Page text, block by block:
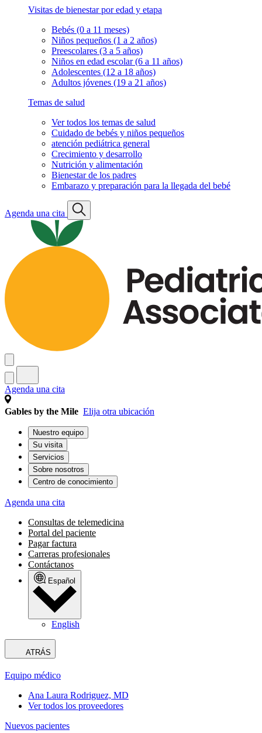
Visitas de bienestar por edad y etapa
Bebés (0 a 11 meses)
Niños pequeños (1 a 2 años)
Preescolares (3 a 5 años)
Niños en edad escolar (6 a 11 años)
Adolescentes (12 a 18 años)
Adultos jóvenes (19 a 21 años)
Temas de salud
Ver todos los temas de salud
Cuidado de bebés y niños pequeños
atención pediátrica general
Crecimiento y desarrollo
Nutrición y alimentación
Bienestar de los padres
Embarazo y preparación para la llegada del bebé
Agenda una cita
Agenda una cita
Gables by the Mile Elija otra ubicación
Nuestro equipo
Su visita
Servicios
Sobre nosotros
Centro de conocimiento
Agenda una cita
Consultas de telemedicina
Portal del paciente
Pagar factura
Carreras profesionales
Contáctanos
Español
English
ATRÁS
Equipo médico
Ana Laura Rodriguez, MD
Ver todos los proveedores
Nuevos pacientes